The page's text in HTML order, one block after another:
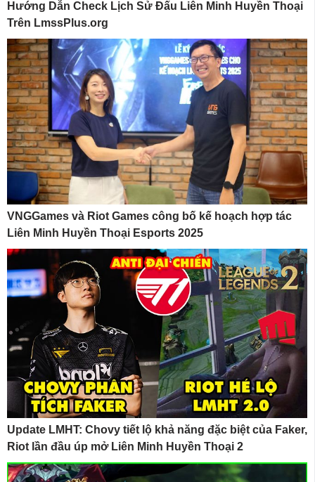
Hướng Dẫn Check Lịch Sử Đấu Liên Minh Huyền Thoại
Trên LmssPlus.org
VNGGames và Riot Games công bố kế hoạch hợp tác
Liên Minh Huyền Thoại Esports 2025
Update LMHT: Chovy tiết lộ khả năng đặc biệt của Faker,
Riot lần đầu úp mở Liên Minh Huyền Thoại 2